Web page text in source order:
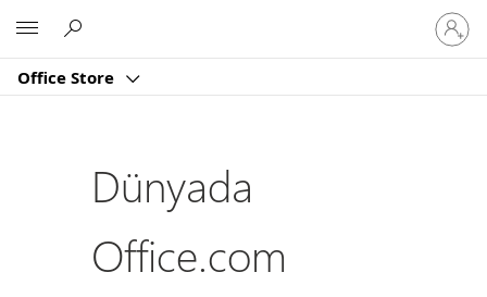
Office Store
oturum
açın
Dünyada
Office.com